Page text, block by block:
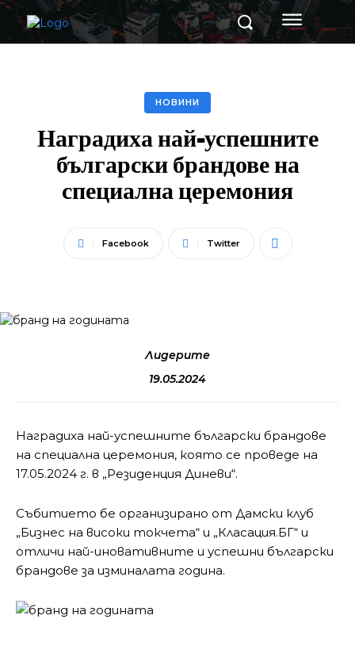
НОВИНИ
Наградиха най-успешните
български брандове на
специална церемония
Facebook Twitter
Лидерите
19.05.2024
Наградиха най-успешните български брандове
на специална церемония, която се проведе на
17.05.2024 г. в „Резиденция Диневи“.
Събитието бе организирано от Дамски клуб
„Бизнес на високи токчета“ и „Класация.БГ“ и
отличи най-иновативните и успешни български
брандове за изминалата година.